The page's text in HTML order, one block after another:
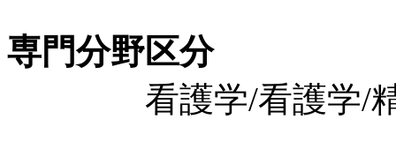
専門分野区分
看護学/看護学/精